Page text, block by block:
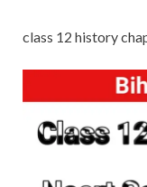
class 12 history